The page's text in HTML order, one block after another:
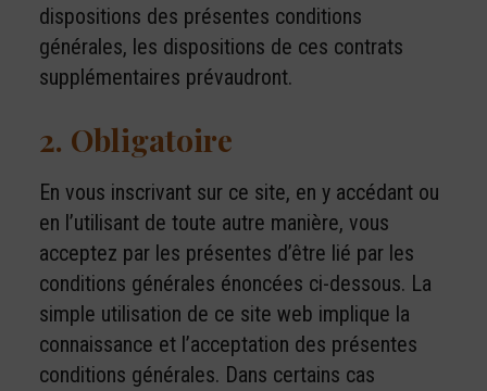
dispositions des présentes conditions
générales, les dispositions de ces contrats
supplémentaires prévaudront.
2. Obligatoire
En vous inscrivant sur ce site, en y accédant ou
en l’utilisant de toute autre manière, vous
acceptez par les présentes d’être lié par les
conditions générales énoncées ci-dessous. La
simple utilisation de ce site web implique la
connaissance et l’acceptation des présentes
conditions générales. Dans certains cas